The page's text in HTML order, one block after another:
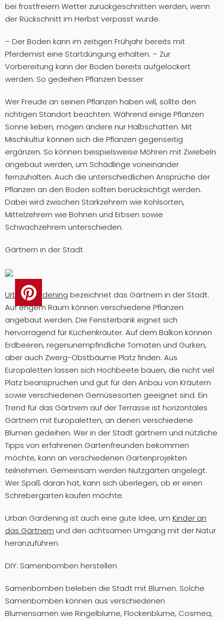
bei frostfreiem Wetter zurückgeschnitten werden, wenn
der Rückschnitt im Herbst verpasst wurde.
– Der Boden kann im zeitigen Frühjahr bereits mit
Pferdemist eine Startdüngung erhalten. – Zur
Vorbereitung kann der Boden bereits aufgelockert
werden. So gedeihen Pflanzen besser
Wer Freude an seinen Pflanzen haben will, sollte den
richtigen Standort beachten. Während einige Pflanzen
Sonne lieben, mögen andere nur Halbschatten. Mit
Mischkultur können sich die Pflanzen gegenseitig
ergänzen. So können beispielsweise Möhren mit Zwiebeln
angebaut werden, um Schädlinge voneinander
fernzuhalten. Auch die unterschiedlichen Ansprüche der
Pflanzen an den Boden sollten berücksichtigt werden.
Dabei wird zwischen Starkzehrern wie Kohlsorten,
Mittelzehrern wie Bohnen und Erbsen sowie
Schwachzehrern unterschieden.
Gärtnern in der Stadt
Urban Gardening bezeichnet das Gärtnern in der Stadt.
Auf engem Raum können verschiedene Pflanzen
angebaut werden. Die Fensterbank eignet sich
hervorragend für Küchenkräuter. Auf dem Balkon können
Erdbeeren, regenunempfindliche Tomaten und Gurken,
aber auch Zwerg-Obstbäume Platz finden. Aus
Europaletten lassen sich Hochbeete bauen, die nicht viel
Platz beanspruchen und gut für den Anbau von Kräutern
sowie verschiedenen Gemüsesorten geeignet sind. Ein
Trend für das Gärtnern auf der Terrasse ist horizontales
Gärtnern mit Europaletten, an denen verschiedene
Blumen gedeihen. Wer in der Stadt gärtnern und nützliche
Tipps von erfahrenen Gartenfreunden bekommen
möchte, kann an verschiedenen Gartenprojekten
teilnehmen. Gemeinsam werden Nutzgärten angelegt.
Wer Spaß daran hat, kann sich überlegen, ob er einen
Schrebergarten kaufen möchte.
Urban Gardening ist auch eine gute Idee, um Kinder an
das Gärtnern und den achtsamen Umgang mit der Natur
heranzuführen.
DIY: Samenbomben herstellen
Samenbomben beleben die Stadt mit Blumen. Solche
Samenbomben können aus verschiedenen
Blumensamen wie Ringelblume, Flockenblume, Cosmea,